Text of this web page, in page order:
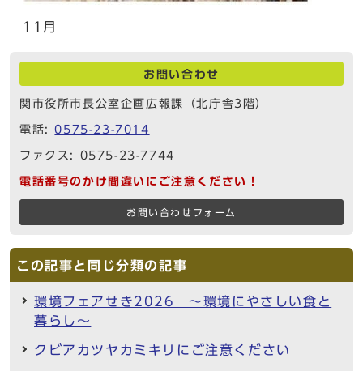
11月
お問い合わせ
関市役所市長公室企画広報課（北庁舎3階）
電話:0575-23-7014
ファクス: 0575-23-7744
電話番号のかけ間違いにご注意ください！
お問い合わせフォーム
この記事と同じ分類の記事
環境フェアせき2026 ～環境にやさしい食と
暮らし～
クビアカツヤカミキリにご注意ください